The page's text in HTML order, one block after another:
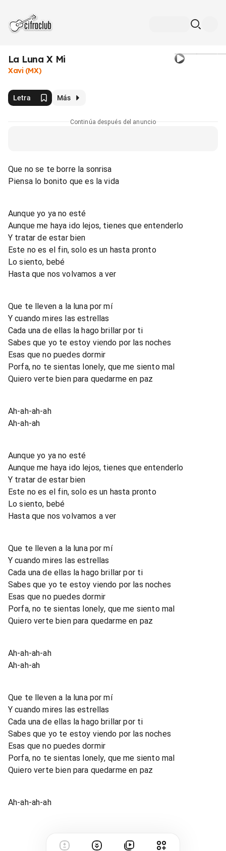
La Luna X Mi
Xavi (MX)
Letra Más
Continúa después del anuncio
Que no se te borre la sonrisa
Piensa lo bonito que es la vida
Aunque yo ya no esté
Aunque me haya ido lejos, tienes que entenderlo
Y tratar de estar bien
Este no es el fin, solo es un hasta pronto
Lo siento, bebé
Hasta que nos volvamos a ver
Que te lleven a la luna por mí
Y cuando mires las estrellas
Cada una de ellas la hago brillar por ti
Sabes que yo te estoy viеndo por las noches
Esas que no puedеs dormir
Porfa, no te sientas lonely, que me siento mal
Quiero verte bien para quedarme en paz
Ah-ah-ah-ah
Ah-ah-ah
Aunque yo ya no esté
Aunque me haya ido lejos, tienes que entenderlo
Y tratar de estar bien
Este no es el fin, solo es un hasta pronto
Lo siento, bebé
Hasta que nos volvamos a ver
Que te lleven a la luna por mí
Y cuando mires las estrellas
Cada una de ellas la hago brillar por ti
Sabes que yo te estoy viendo por las noches
Esas que no puedes dormir
Porfa, no te sientas lonely, que me siento mal
Quiero verte bien para quedarme en paz
Ah-ah-ah-ah
Ah-ah-ah
Que te lleven a la luna por mí
Y cuando mires las estrellas
Cada una de ellas la hago brillar por ti
Sabes que yo te estoy viendo por las noches
Esas que no puedes dormir
Porfa, no te sientas lonely, que me siento mal
Quiero verte bien para quedarme en paz
Ah-ah-ah-ah